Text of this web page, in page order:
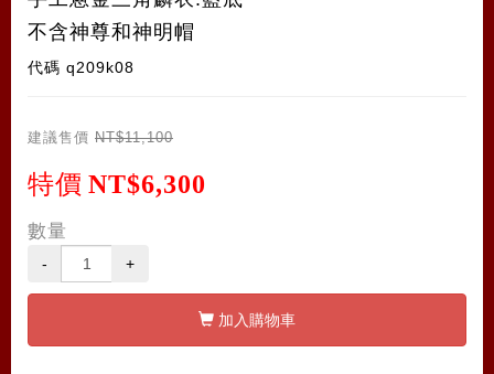
不含神尊和神明帽
代碼 q209k08
建議售價 NT$11,100
特價 NT$6,300
數量
- +
加入購物車